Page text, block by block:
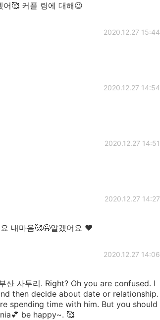
어🥰 커플 링에 대해😉
2020.12.27 15:44
2020.12.27 14:54
2020.12.27 14:51
2020.12.27 14:27
내마음🥰😉알겠어요 ❤️
2020.12.27 14:06
산 사투리. Right? Oh you are confused. I
then decide about date or relationship.
spending time with him. But you should
be happy~. 🥰